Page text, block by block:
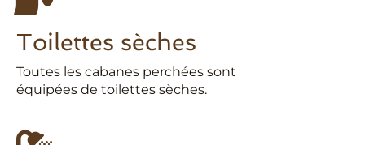
Toilettes sèches
Toutes les cabanes perchées sont
équipées de toilettes sèches.